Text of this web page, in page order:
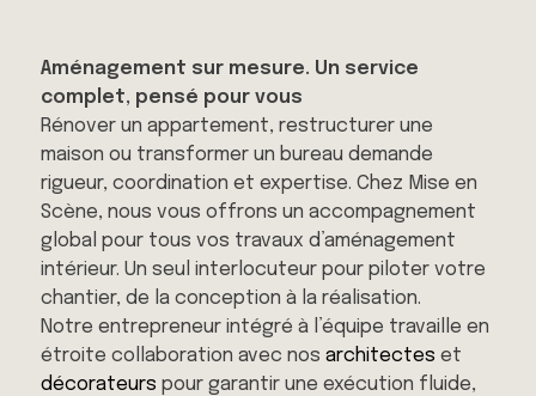
Aménagement sur mesure. Un service
complet, pensé pour vous
Rénover un appartement, restructurer une
maison ou transformer un bureau demande
rigueur, coordination et expertise. Chez Mise en
Scène, nous vous offrons un accompagnement
global pour tous vos travaux d’aménagement
intérieur. Un seul interlocuteur pour piloter votre
chantier, de la conception à la réalisation.
Notre entrepreneur intégré à l’équipe travaille en
étroite collaboration avec nos architectes et
décorateurs pour garantir une exécution fluide,